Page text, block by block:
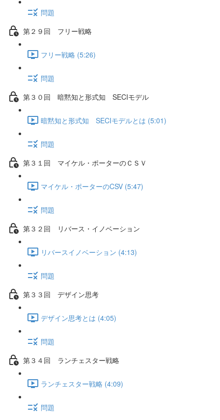
問題
第２９回 フリー戦略
フリー戦略 (5:26)
問題
第３０回 暗黙知と形式知 SECIモデル
暗黙知と形式知 SECIモデルとは (5:01)
問題
第３１回 マイケル・ポーターのＣＳＶ
マイケル・ポーターのCSV (5:47)
問題
第３２回 リバース・イノベーション
リバースイノベーション (4:13)
問題
第３３回 デザイン思考
デザイン思考とは (4:05)
問題
第３４回 ランチェスター戦略
ランチェスター戦略 (4:09)
問題